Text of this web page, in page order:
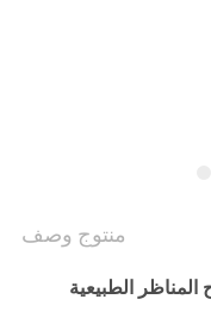
منتوج وصف